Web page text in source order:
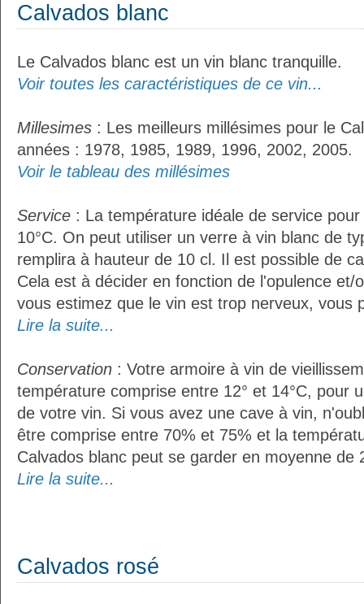
Calvados blanc
Le Calvados blanc est un vin blanc tranquille.
Voir toutes les caractéristiques de ce vin...
Millesimes : Les meilleurs millésimes pour le
années : 1978, 1985, 1989, 1996, 2002, 2005.
Voir le tableau des millésimes
Service : La température idéale de service
10°C. On peut utiliser un verre à vin blanc de
remplira à hauteur de 10 cl. Il est possible de
Cela est à décider en fonction de l'opulence et/
vous estimez que le vin est trop nerveux, vous
Lire la suite...
Conservation : Votre armoire à vin de
température comprise entre 12° et 14°C, pour
de votre vin. Si vous avez une cave à vin,
être comprise entre 70% et 75% et la
Calvados blanc peut se garder en moyenne de
Lire la suite...
Calvados rosé